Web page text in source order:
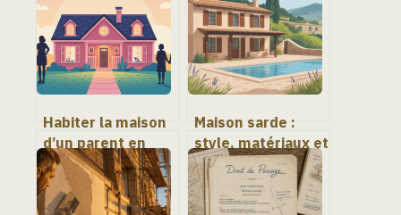
Habiter la maison
d’un parent en
ehpad : droits,
risques et
solutions
Maison sarde :
style, matériaux et
conseils pour un
projet réussi